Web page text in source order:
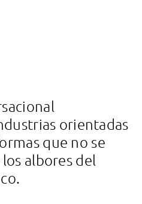
orientadas
que no se
albores del